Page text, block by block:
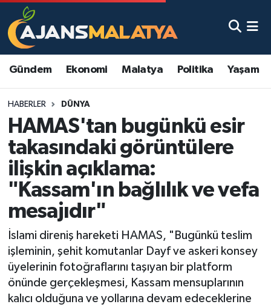
Gündem Ekonomi Malatya Politika Yaşam
HABERLER DÜNYA
HAMAS'tan bugünkü esir
takasındaki görüntülere
ilişkin açıklama:
"Kassam'ın bağlılık ve vefa
mesajıdır"
İslami direniş hareketi HAMAS, "Bugünkü teslim
işleminin, şehit komutanlar Dayf ve askeri konsey
üyelerinin fotoğraflarını taşıyan bir platform
önünde gerçekleşmesi, Kassam mensuplarının
kalıcı olduğuna ve yollarına devam edeceklerine
Asayiş
Eğitim
Gündem
Kadın
Kültür & Sanat
Magazin
Politika
Malatya Nöbetçi Eczaneler
Malatya Namaz Vakitleri
Malatya Trafik Yoğunluk Haritası
TFF 3.Lig 2.Grup Puan Durumu ve Fikstür
Tüm Manşetler
Son Dakika Haberleri
Haber Arşivi